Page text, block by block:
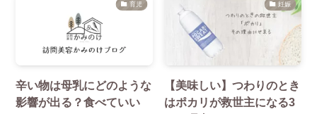
育児
辛い物は母乳にどのような
影響が出る？食べていい
妊娠
【美味しい】つわりのとき
はポカリが救世主になる3